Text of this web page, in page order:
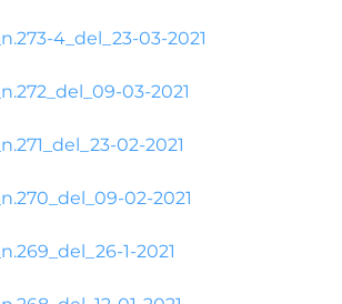
4_del_23-03-2021
03-2021
02-2021
02-2021
1-2021